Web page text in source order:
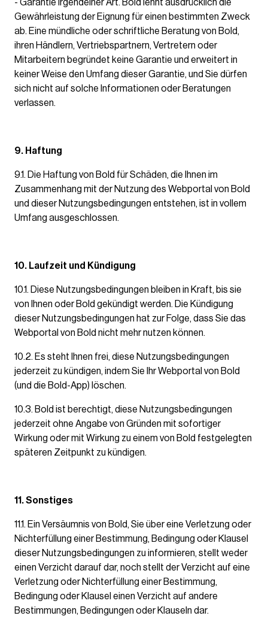
- Garantie irgendeiner Art. Bold lehnt ausdrücklich die
Gewährleistung der Eignung für einen bestimmten Zweck
ab. Eine mündliche oder schriftliche Beratung von Bold,
ihren Händlern, Vertriebspartnern, Vertretern oder
Mitarbeitern begründet keine Garantie und erweitert in
keiner Weise den Umfang dieser Garantie, und Sie dürfen
sich nicht auf solche Informationen oder Beratungen
verlassen.
9. Haftung
9.1. Die Haftung von Bold für Schäden, die Ihnen im
Zusammenhang mit der Nutzung des Webportal von Bold
und dieser Nutzungsbedingungen entstehen, ist in vollem
Umfang ausgeschlossen.
10. Laufzeit und Kündigung
10.1. Diese Nutzungsbedingungen bleiben in Kraft, bis sie
von Ihnen oder Bold gekündigt werden. Die Kündigung
dieser Nutzungsbedingungen hat zur Folge, dass Sie das
Webportal von Bold nicht mehr nutzen können.
10.2. Es steht Ihnen frei, diese Nutzungsbedingungen
jederzeit zu kündigen, indem Sie Ihr Webportal von Bold
(und die Bold-App) löschen.
10.3. Bold ist berechtigt, diese Nutzungsbedingungen
jederzeit ohne Angabe von Gründen mit sofortiger
Wirkung oder mit Wirkung zu einem von Bold festgelegten
späteren Zeitpunkt zu kündigen.
11. Sonstiges
11.1. Ein Versäumnis von Bold, Sie über eine Verletzung oder
Nichterfüllung einer Bestimmung, Bedingung oder Klausel
dieser Nutzungsbedingungen zu informieren, stellt weder
einen Verzicht darauf dar, noch stellt der Verzicht auf eine
Verletzung oder Nichterfüllung einer Bestimmung,
Bedingung oder Klausel einen Verzicht auf andere
Bestimmungen, Bedingungen oder Klauseln dar.